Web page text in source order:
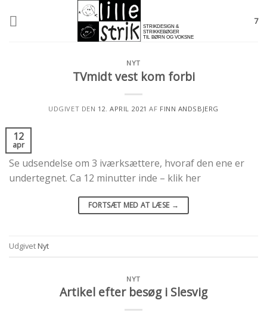
7
NYT
TVmidt vest kom forbi
UDGIVET DEN 12. APRIL 2021 AF FINN ANDSBJERG
12
apr
Se udsendelse om 3 iværksættere, hvoraf den ene er
undertegnet. Ca 12 minutter inde – klik her
FORTSÆT MED AT LÆSE →
Udgivet Nyt
NYT
Artikel efter besøg i Slesvig